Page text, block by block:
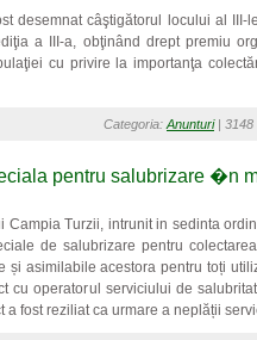
desemnat câştigătorul locului al III-
a III-a, obţinând drept premiu
cu privire la importanţa
Categoria: Anunturi| 3148
pentru salubrizare �n
Turzii, intrunit in sedinta
de salubrizare pentru
și asimilabile acestora pentru toți
cu operatorul serviciului de
a fost reziliat ca urmare a neplății